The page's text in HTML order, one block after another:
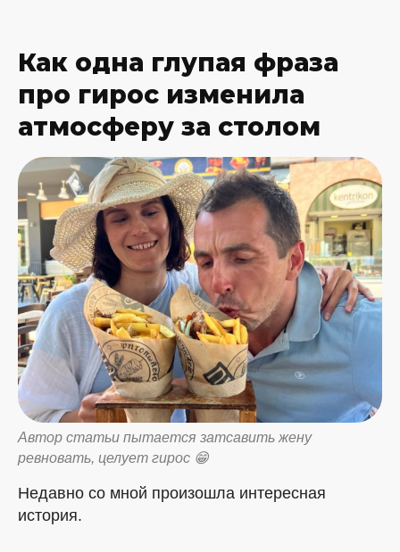
Как одна глупая фраза
про гирос изменила
атмосферу за столом
Автор статьи пытается затсавить жену
ревновать, целует гирос 😁
Недавно со мной произошла интересная
история.